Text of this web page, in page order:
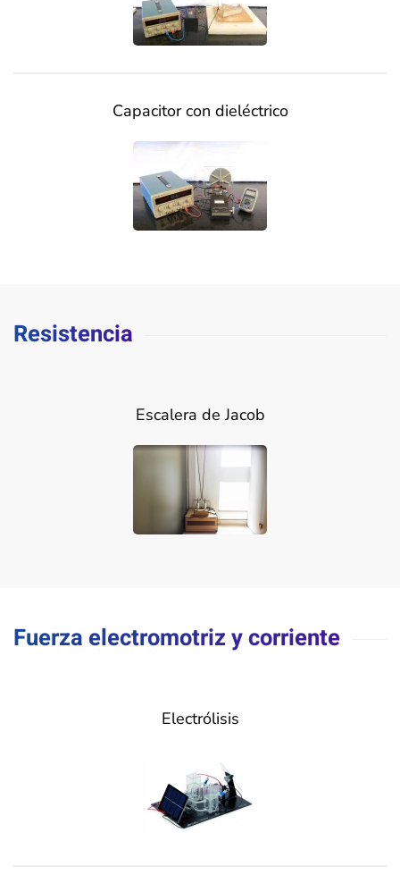
Capacitor con dieléctrico
Resistencia
Escalera de Jacob
Fuerza electromotriz y corriente
Electrólisis